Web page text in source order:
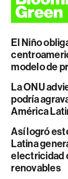
El Niño
modelo de
La ONU
podría
América
Así logró
Latina
electricidad
renovables